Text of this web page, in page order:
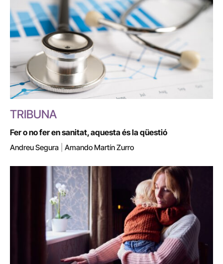
TRIBUNA
Fer o no fer en sanitat, aquesta és la qüestió
Andreu Segura Amando Martín Zurro